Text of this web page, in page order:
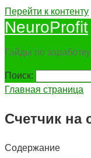
Перейти к контенту
NeuroProfit
Гайды по
Поиск:
Главная страница
Счетчик на
Содержание